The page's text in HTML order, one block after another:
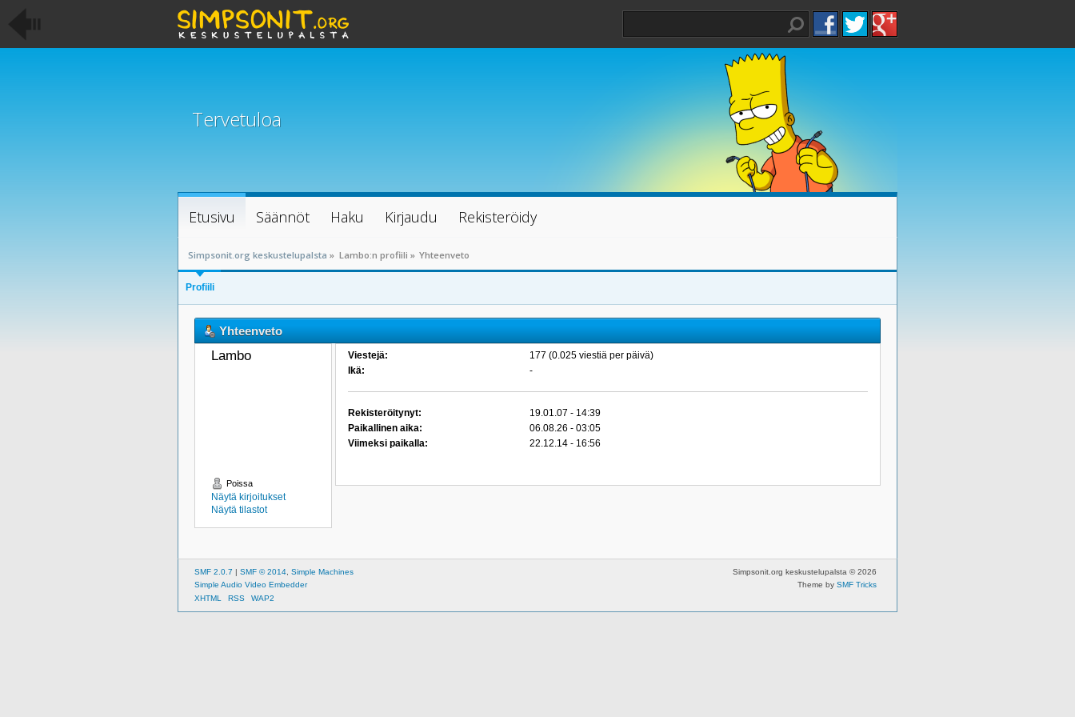
Tervetuloa
Etusivu Säännöt Haku Kirjaudu Rekisteröidy
Simpsonit.org keskustelupalsta » Lambo:n profiili » Yhteenveto
Profiili
Yhteenveto
Lambo
Poissa
Näytä kirjoitukset
Näytä tilastot
Viestejä:
177 (0.025 viestiä per päivä)
Ikä:
-
Rekisteröitynyt:
19.01.07 - 14:39
Paikallinen aika:
06.08.26 - 03:05
Viimeksi paikalla:
22.12.14 - 16:56
Simpsonit.org keskustelupalsta © 2026
Theme by SMF Tricks
SMF 2.0.7 | SMF © 2014 Simple Machines
Simple Audio Video Embedder
XHTML
RSS WAP2